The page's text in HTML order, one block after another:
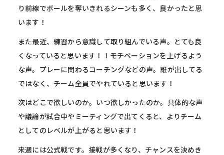
り前線でボールを奪いきれるシーンも多く、良かったと思
います！
また最近、練習から意識して取り組んでいる声。とても良
くなっていると思います！！モチベーションを上げるよう
な声。プレーに関わるコーチングなどの声。誰が出してる
ではなく、チーム全員でやれていると思います！
次はどこで欲しいのか。いつ欲しかったのか。具体的な声
や議論が試合中やミーティングで出てくると、よりチーム
としてのレベルが上がると思います！
来週には公式戦です。接戦が多くなり、チャンスを決めき